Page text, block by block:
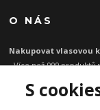
O NÁS
Nakupovat vlasovou
- Více než 999 produktů
- Garance originality
S